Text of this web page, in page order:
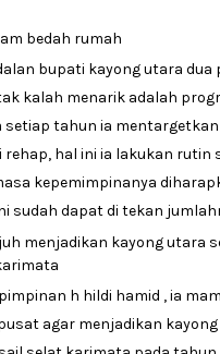
bedah rumah
bupati kayong utara dua
kalah menarik adalah
setiap tahun ia
rehap, hal ini ia lakukan rutin
kepemimpinanya
sudah dapat di tekan
menjadikan kayong utara
h hildi hamid , ia
agar menjadikan